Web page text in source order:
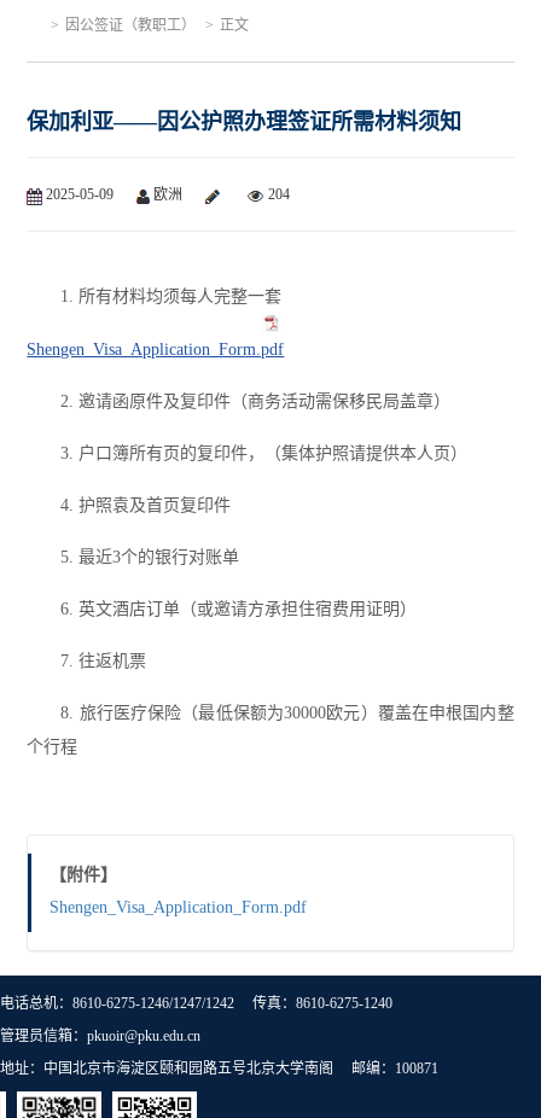
因公签证（教职工） 正文
保加利亚——因公护照办理签证所需材料须知
2025-05-09 欧洲 204
1. 所有材料均须每人完整一套
Shengen_Visa_Application_Form.pdf
2. 邀请函原件及复印件（商务活动需保移民局盖章）
3. 户口簿所有页的复印件，（集体护照请提供本人页）
4. 护照袁及首页复印件
5. 最近3个的银行对账单
6. 英文酒店订单（或邀请方承担住宿费用证明）
7. 往返机票
8. 旅行医疗保险（最低保额为30000欧元）覆盖在申根国内整
个行程
【附件】
Shengen_Visa_Application_Form.pdf
电话总机：8610-6275-1246/1247/1242 传真：8610-6275-1240
管理员信箱：pkuoir@pku.edu.cn
地址：中国北京市海淀区颐和园路五号北京大学南阁 邮编：100871